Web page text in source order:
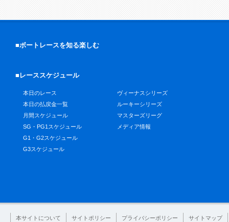
■ボートレースを知る楽しむ
■レーススケジュール
本日のレース
本日の払戻金一覧
月間スケジュール
SG・PG1スケジュール
G1・G2スケジュール
G3スケジュール
ヴィーナスシリーズ
ルーキーシリーズ
マスターズリーグ
メディア情報
本サイトについて サイトポリシー プライバシーポリシー サイトマップ